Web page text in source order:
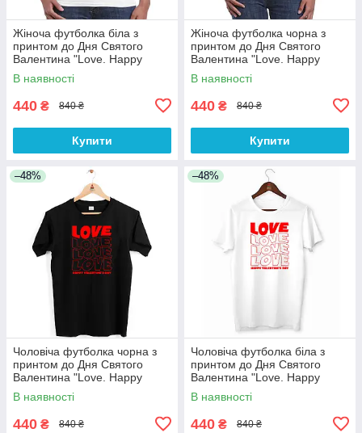
Жіноча футболка біла з
принтом до Дня Святого
Валентина "Love. Happy
Valentine's day" Push IT
В наявності
440 ₴ 840 ₴
Купити
Жіноча футболка чорна з
принтом до Дня Святого
Валентина "Love. Happy
Valentine's day" Push IT
В наявності
440 ₴ 840 ₴
Купити
–48%
Чоловіча футболка чорна з
принтом до Дня Святого
Валентина "Love. Happy
Valentine's day" Push IT
В наявності
440 ₴ 840 ₴
–48%
Чоловіча футболка біла з
принтом до Дня Святого
Валентина "Love. Happy
Valentine's day" Push IT
В наявності
440 ₴ 840 ₴